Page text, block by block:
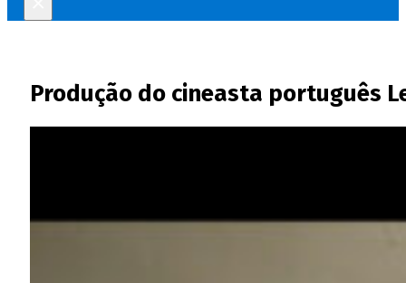
Produção do cineasta português